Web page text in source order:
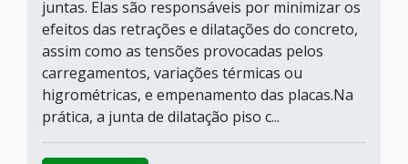
juntas. Elas são responsáveis por minimizar os
efeitos das retrações e dilatações do concreto,
assim como as tensões provocadas pelos
carregamentos, variações térmicas ou
higrométricas, e empenamento das placas.Na
prática, a junta de dilatação piso c...